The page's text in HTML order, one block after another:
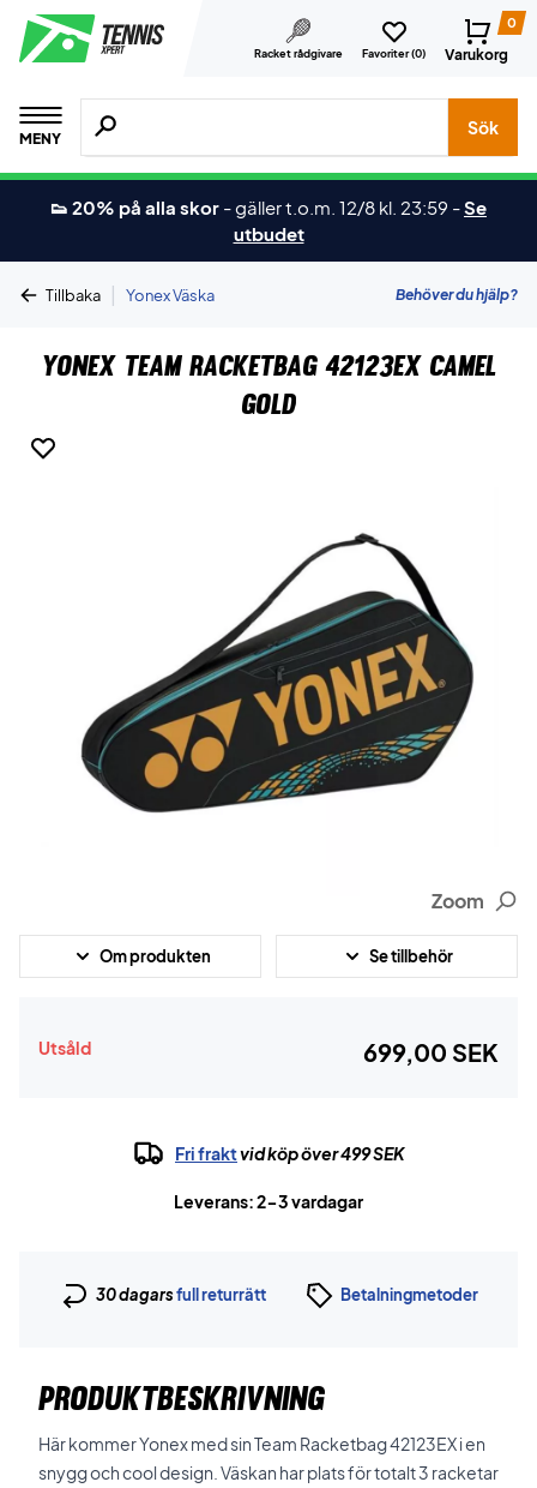
Racket rådgivare Favoriter (0)
0
Varukorg
MENY
Sök efter produkter, märken osv.
Sök
👟 20% på alla skor -gäller t.o.m. 12/8 kl. 23:59 -Se
utbudet
Tillbaka | Yonex Väska Behöver du hjälp?
Yonex Team Racketbag 42123EX Camel
Gold
Zoom
Om produkten Se tillbehör
Utsåld 699,00 SEK
Fri fraktvid köp över 499 SEK
Leverans: 2-3 vardagar
30 dagarsfull returrätt Betalningmetoder
PRODUKTBESKRIVNING
Här kommer Yonex med sin Team Racketbag 42123EX i en
snygg och cool design. Väskan har plats för totalt 3 racketar